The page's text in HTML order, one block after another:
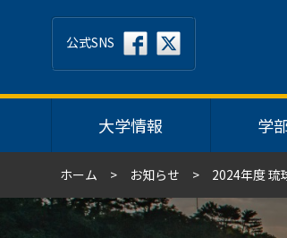
大学情報 学
公式SNS
ホーム お知らせ 2024年度 琉